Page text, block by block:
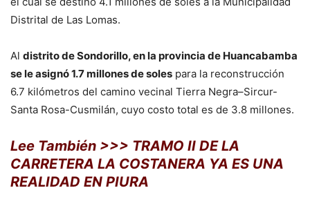
Distrital de Las Lomas.
Al distrito de Sondorillo, en la provincia de Huancabamba
se le asignó 1.7 millones de soles para la reconstrucción
6.7 kilómetros del camino vecinal Tierra Negra–Sircur-
Santa Rosa-Cusmilán, cuyo costo total es de 3.8 millones.
Lee También >>> TRAMO II DE LA
CARRETERA LA COSTANERA YA ES UNA
REALIDAD EN PIURA